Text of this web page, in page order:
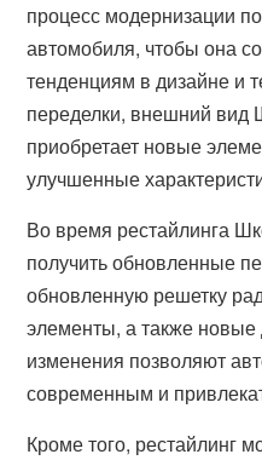
процесс модернизации
автомобиля, чтобы она
тенденциям в дизайне и
переделки, внешний вид
приобретает новые
улучшенные
Во время рестайлинга
получить обновленные
обновленную решетку
элементы, а также новые
изменения позволяют
современным и
Кроме того, рестайлинг